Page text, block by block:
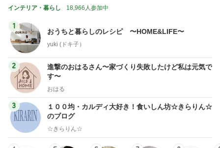
インテリア・暮らし 18,966人参加中
1
おうちと暮らしのレシピ 〜HOME&LIFE〜
yuki (ドキ子）
2
進撃のおはるさん〜家づくり失敗したけど私は元気で
す〜
おはる
3
１００均・カルディ大好き！食いしん坊☆きらりん☆
のブログ
☆きらりん☆